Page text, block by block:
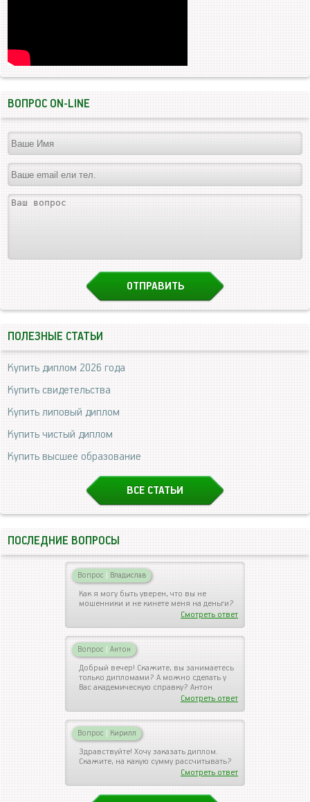
ВОПРОС ON-LINE
ПОЛЕЗНЫЕ СТАТЬИ
Купить диплом 2026 года
Купить свидетельства
Купить липовый диплом
Купить чистый диплом
Купить высшее образование
ВСЕ СТАТЬИ
ПОСЛЕДНИЕ ВОПРОСЫ
Вопрос | Владислав
Как я могу быть уверен, что вы не
мошенники и не кинете меня на деньги?
Смотреть ответ
Вопрос | Антон
Добрый вечер! Скажите, вы занимаетесь
только дипломами? А можно сделать у
Вас академическую справку? Антон
Смотреть ответ
Вопрос | Кирилл
Здравствуйте! Хочу заказать диплом.
Скажите, на какую сумму рассчитывать?
Смотреть ответ